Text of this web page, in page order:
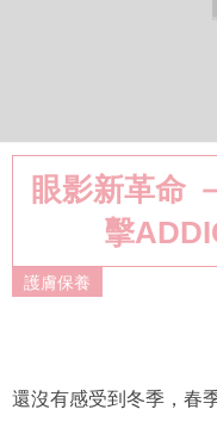
眼影新革命
擊
護膚保養
還沒有感受到冬季，春